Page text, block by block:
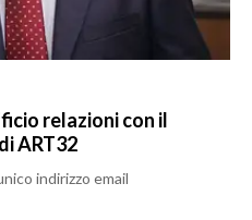
relazioni con il
ART32
indirizzo email